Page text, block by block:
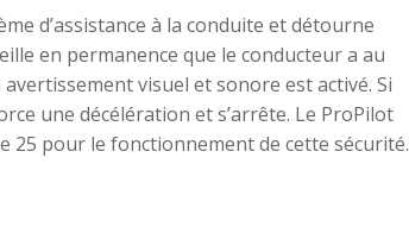
d’assistance à la conduite et détourne
en permanence que le conducteur a au
visuel et sonore est activé. Si
une décélération et s’arrête. Le ProPilot
25 pour le fonctionnement de cette sécurité.